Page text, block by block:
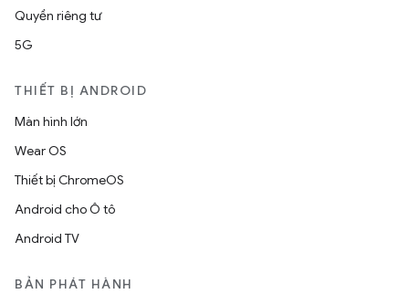
Quyền riêng tư
5G
THIẾT BỊ ANDROID
Màn hình lớn
Wear OS
Thiết bị ChromeOS
Android cho Ô tô
Android TV
BẢN PHÁT HÀNH